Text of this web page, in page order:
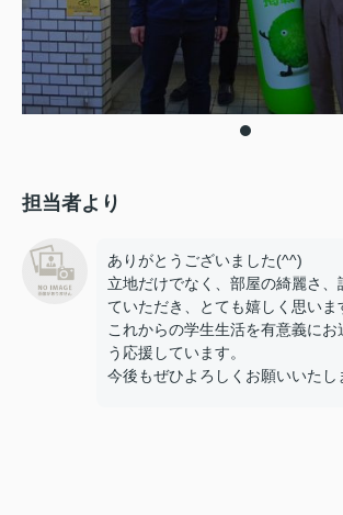
担当者より
ありがとうございました(^^)
立地だけでなく、部屋の綺麗さ、
ていただき、とても嬉しく思いま
これからの学生生活を有意義にお
う応援しています。
今後もぜひよろしくお願いいたし